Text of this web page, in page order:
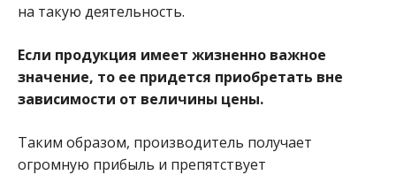
на такую деятельность.
Если продукция имеет жизненно важное
значение, то ее придется приобретать вне
зависимости от величины цены.
Таким образом, производитель получает
огромную прибыль и препятствует